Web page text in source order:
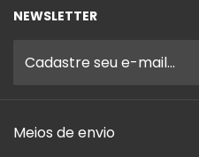
NEWSLETTER
Meios de envio